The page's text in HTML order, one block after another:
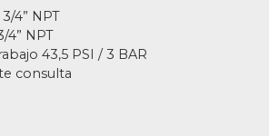
4” NPT
4” NPT
43,5 PSI / 3 BAR
consulta